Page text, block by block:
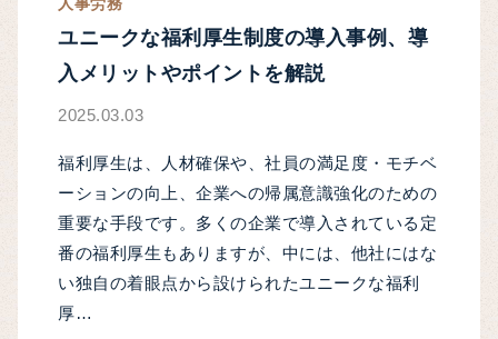
ユニークな福利厚生制度の導入事例、導
入メリットやポイントを解説
2025.03.03
福利厚生は、人材確保や、社員の満足度・モチベ
ーションの向上、企業への帰属意識強化のための
重要な手段です。多くの企業で導入されている定
番の福利厚生もありますが、中には、他社にはな
い独自の着眼点から設けられたユニークな福利
厚…